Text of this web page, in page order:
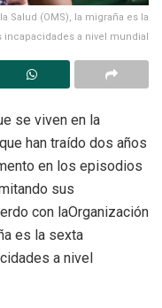
Salud (OMS), la migraña es la
incapacidades a nivel mundial
se viven en la
han traído dos años
en los episodios
sus
con laOrganización
es la sexta
a nivel